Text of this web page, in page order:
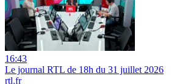
16:43
Le journal RTL de 18h du 31 juillet 2026
rtl.fr